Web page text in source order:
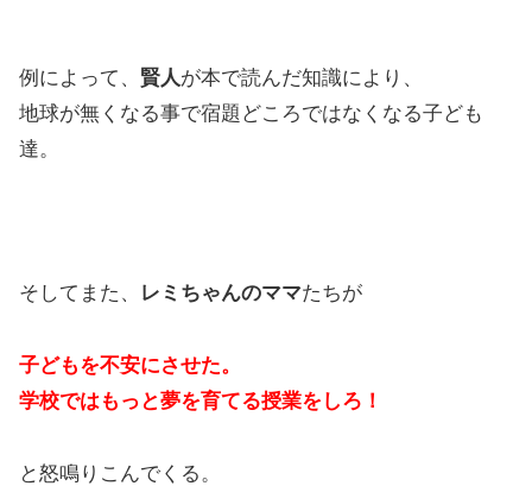
例によって、 賢人が本で読んだ知識により、
地球が無くなる事で宿題どころではなくなる子ども
達。
そしてまた、 レミちゃんのママたちが
子どもを不安にさせた。
学校ではもっと夢を育てる授業をしろ！
と怒鳴りこんでくる。